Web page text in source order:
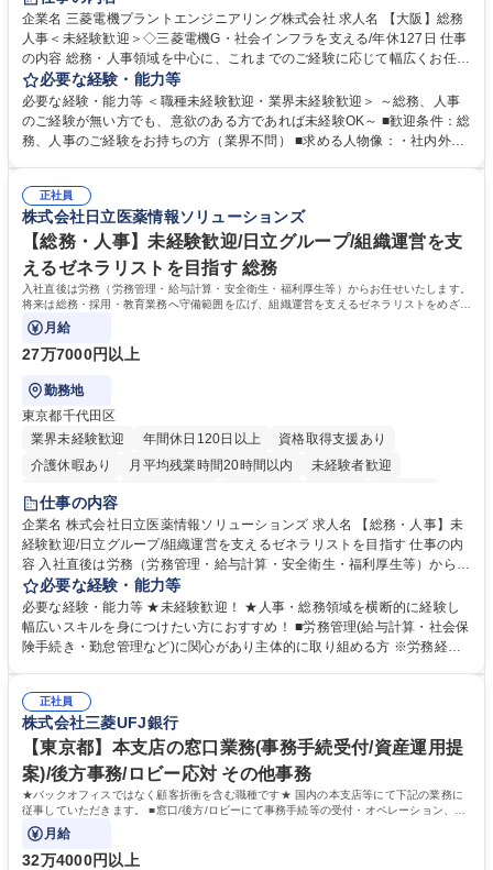
駅近5分以内 土日祝休み 服装自由 寮・社宅あり 食事補助あり
企業名 三菱電機プラントエンジニアリング株式会社 求人名 【大阪】総務
人事＜未経験歓迎＞◇三菱電機G・社会インフラを支える/年休127日 仕事
の内容 総務・人事領域を中心に、これまでのご経験に応じて幅広くお任せ
します。 ＜具体的には＞ ・総務/人事労務（給与・社保・勤怠管理など）
・採用・教育研修 ・福利厚生運用 など ※基本的には事務所勤務ですが、
採用や教育等の業務内容により、関西圏以外への日帰り・宿泊を伴う国内
出張もございます。 ※担当業務を持ちつつ、お互いに助け合いながら、総
必要な経験・能力等
必要な経験・能力等 ＜職種未経験歓迎・業界未経験歓迎＞ ～総務、人事
のご経験が無い方でも、意欲のある方であれば未経験OK～ ■歓迎条件：総
務、人事のご経験をお持ちの方（業界不問） ■求める人物像：・社内外の
正社員
株式会社日立医薬情報ソリューションズ
【総務・人事】未経験歓迎/日立グループ/組織運営を支
えるゼネラリストを目指す 総務
入社直後は労務（労務管理・給与計算・安全衛生・福利厚生等）からお任せいたします。
将来は総務・採用・教育業務へ守備範囲を広げ、組織運営を支えるゼネラリストをめざせ
ます。
月給
27万7000円以上
勤務地
東京都千代田区
業界未経験歓迎
年間休日120日以上
資格取得支援あり
介護休暇あり
月平均残業時間20時間以内
未経験者歓迎
住宅手当あり
育休あり
完全週休2日制 交通費支給 土日祝休み 寮・社宅あり
仕事の内容
企業名 株式会社日立医薬情報ソリューションズ 求人名 【総務・人事】未
経験歓迎/日立グループ/組織運営を支えるゼネラリストを目指す 仕事の内
容 入社直後は労務（労務管理・給与計算・安全衛生・福利厚生等）からお
任せいたします。将来は総務・採用・教育業務へ守備範囲を広げ、組織運
営を支えるゼネラリストをめざせます。 ・初期業務：労働時間管理、給与
計算、社会保険対応、福利厚生管理、安全衛生、健康経営推進等をお任せ
します。ご経験に応じて、休職者管理など、幅広く経験を積んでいただき
幅広く経験を積みたい意欲がある方に最適な環境です。 募集職種 【総
務・人事】未経験歓迎/日立グループ/組織運営を支えるゼネラリストを目
指す
必要な経験・能力等
必要な経験・能力等 ★未経験歓迎！ ★人事・総務領域を横断的に経験し
幅広いスキルを身につけたい方におすすめ！ ■労務管理(給与計算・社会保
険手続き・勤怠管理など)に関心があり主体的に取り組める方 ※労務経験
のご経験 ■労務管理（給与計算・社会保険手続き・勤怠管理など）の経験
■衛生管理者の資格をお持ちの方 学歴・資格 学歴：大学院 大学 高専 短大
専修学校 高校 語学力： 資格：
正社員
株式会社三菱UFJ銀行
【東京都】本支店の窓口業務(事務手続受付/資産運用提
案)/後方事務/ロビー応対 その他事務
★バックオフィスではなく顧客折衝を含む職種です★ 国内の本支店等にて下記の業務に
従事していただきます。 ■窓口/後方/ロビーにて事務手続等の受付・オペレーション、お
客様対応
月給
32万4000円以上